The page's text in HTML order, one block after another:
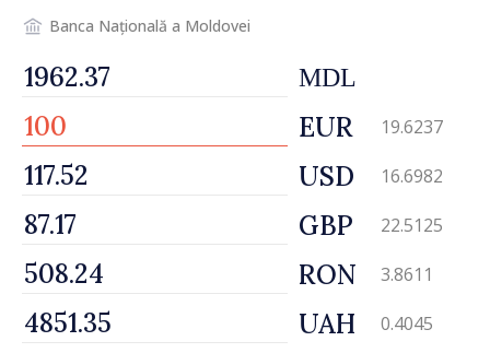
Banca Națională a Moldovei
MDL
EUR 19.6237
USD 16.6982
GBP 22.5125
RON 3.8611
UAH 0.4045